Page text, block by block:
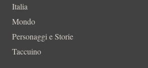
Italia
Mondo
Personaggi e Storie
Taccuino